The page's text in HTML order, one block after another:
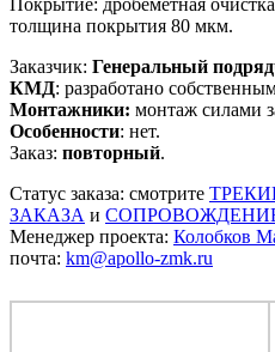
Покрытие: дробеметная
толщина покрытия 80 мкм.
Заказчик: Генеральный
КМД: разработано
Монтажники: монтаж силами
Особенности: нет.
Заказ: повторный.
Статус заказа: смотрите
ЗАКАЗА и
Менеджер проекта: Колобков
почта: km@apollo-zmk.ru